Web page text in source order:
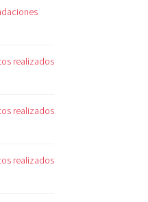
realizados
realizados
realizados